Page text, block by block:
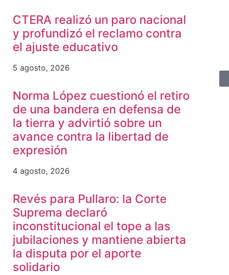
CTERA realizó un paro nacional
y profundizó el reclamo contra
el ajuste educativo
5 agosto, 2026
Norma López cuestionó el retiro
de una bandera en defensa de
la tierra y advirtió sobre un
avance contra la libertad de
expresión
4 agosto, 2026
Revés para Pullaro: la Corte
Suprema declaró
inconstitucional el tope a las
jubilaciones y mantiene abierta
la disputa por el aporte
solidario